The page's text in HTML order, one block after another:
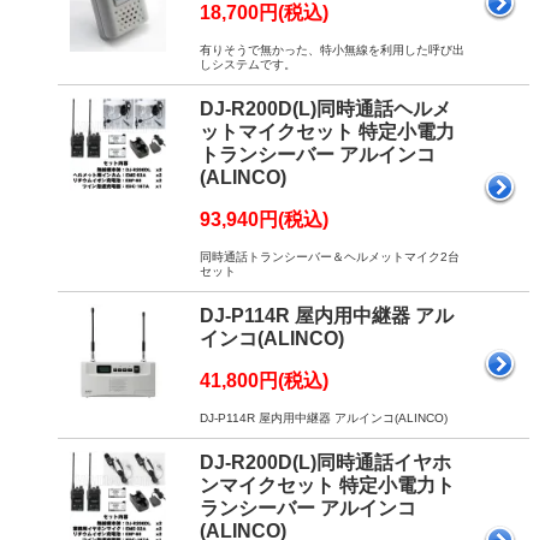
18,700円(税込)
有りそうで無かった、特小無線を利用した呼び出
しシステムです。
DJ-R200D(L)同時通話ヘルメ
ットマイクセット 特定小電力
トランシーバー アルインコ
(ALINCO)
93,940円(税込)
同時通話トランシーバー＆ヘルメットマイク2台
セット
DJ-P114R 屋内用中継器 アル
インコ(ALINCO)
41,800円(税込)
DJ-P114R 屋内用中継器 アルインコ(ALINCO)
DJ-R200D(L)同時通話イヤホ
ンマイクセット 特定小電力ト
ランシーバー アルインコ
(ALINCO)